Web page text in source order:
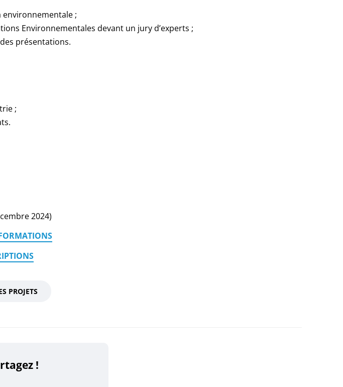
;
Environnementales devant un jury d’experts ;
présentations.
;
2024)
PROJETS
!